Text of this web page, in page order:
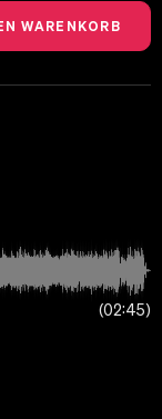
02:45